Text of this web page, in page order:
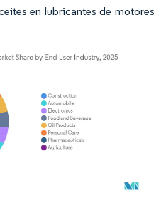
en lubricantes de motores